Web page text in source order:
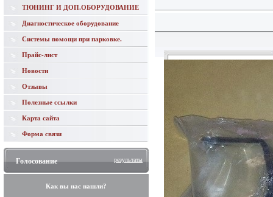
ТЮНИНГ И ДОП.ОБОРУДОВАНИЕ
Диагностическое оборудование
Системы помощи при парковке.
Прайс-лист
Новости
Отзывы
Полезные ссылки
Карта сайта
Форма связи
Голосование результаты
Как вы нас нашли?